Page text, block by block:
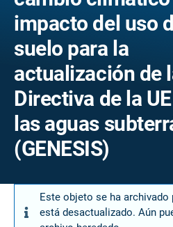
impacto del uso
suelo para la
actualización de
Directiva de la
las aguas
(GENESIS)
Este objeto se ha
está desactualizado. Aún